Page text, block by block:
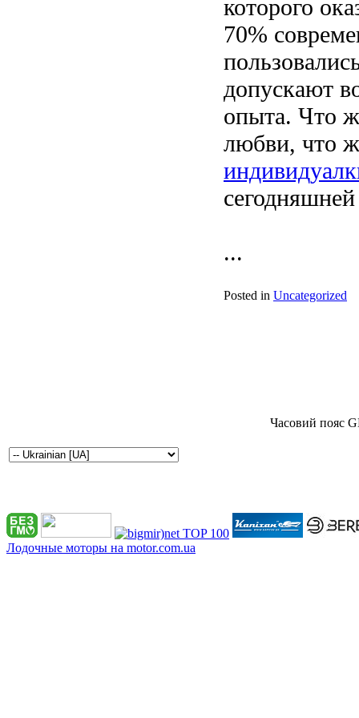
которого
70%
допускают
опыта. Что
любви, что
сегодняшней
...
Posted in Uncategorized
Часовий пояс
Лодочные моторы на motor.com.ua